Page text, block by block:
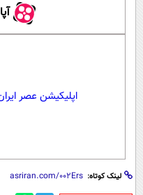
اپلیکیشن عصر
لینک کوتاه: